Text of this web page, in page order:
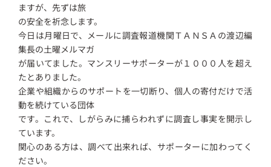
ますが、先ずは旅
の安全を祈念します。
今日は月曜日で、メールに調査報道機関ＴＡＮＳＡの渡辺編
集長の土曜メルマガ
が届いてました。マンスリーサポーターが１０００人を超え
たとありました。
企業や組織からのサポートを一切断り、個人の寄付だけで活
動を続けている団体
です。これで、しがらみに捕らわれずに調査し事実を開示し
ています。
関心のある方は、調べて出来れば、サポーターに加わってく
ださい。